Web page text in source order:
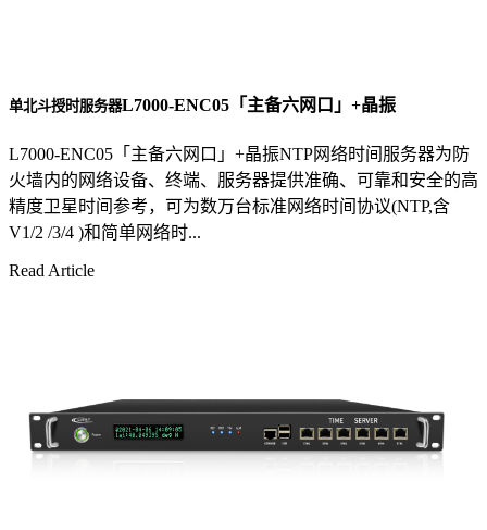
单北斗授时服务器L7000-ENC05「主备六网口」+晶振
L7000-ENC05「主备六网口」+晶振NTP网络时间服务器为防
火墙内的网络设备、终端、服务器提供准确、可靠和安全的高
精度卫星时间参考，可为数万台标准网络时间协议(NTP,含
V1/2 /3/4 )和简单网络时...
Read Article